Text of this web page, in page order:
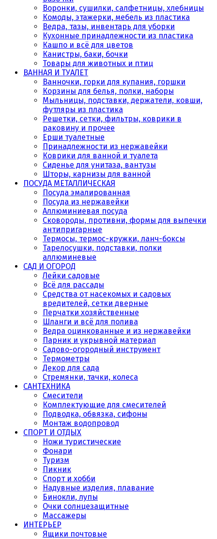
Воронки, сушилки, салфетницы, хлебницы
Комоды, этажерки, мебель из пластика
Ведра, тазы, инвентарь для уборки
Кухонные принадлежности из пластика
Кашпо и всё для цветов
Канистры, баки, бочки
Товары для животных и птиц
ВАННАЯ И ТУАЛЕТ
Ванночки, горки для купания, горшки
Корзины для белья, полки, наборы
Мыльницы, подставки, держатели, ковши,
футляры из пластика
Решетки, сетки, фильтры, коврики в
раковину и прочее
Ерши туалетные
Принадлежности из нержавейки
Коврики для ванной и туалета
Сиденье для унитаза, вантузы
Шторы, карнизы для ванной
ПОСУДА МЕТАЛЛИЧЕСКАЯ
Посуда эмалированная
Посуда из нержавейки
Аллюминиевая посуда
Сковороды, противни, формы для выпечки
антипригарные
Термосы, термос-кружки, ланч-боксы
Тарелосушки, подставки, полки
аллюминевые
САД И ОГОРОД
Лейки садовые
Всё для рассады
Средства от насекомых и садовых
вредителей, сетки дверные
Перчатки хозяйственные
Шланги и всё для полива
Ведра оцинкованные и из нержавейки
Парник и укрывной материал
Садово-огородный инструмент
Термометры
Декор для сада
Стремянки, тачки, колеса
САНТЕХНИКА
Смесители
Комплектующие для смесителей
Подводка, обвязка, сифоны
Монтаж водопровод
СПОРТ И ОТДЫХ
Ножи туристические
Фонари
Туризм
Пикник
Спорт и хобби
Надувные изделия, плавание
Бинокли, лупы
Очки солнцезащитные
Массажеры
ИНТЕРЬЕР
Ящики почтовые